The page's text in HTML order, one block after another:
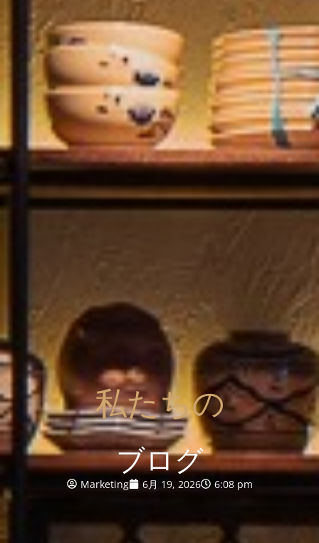
私たちの
ブログ
Marketing 6月 19, 2026 6:08 pm